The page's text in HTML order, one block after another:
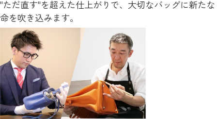
"ただ直す"を超えた仕上がりで、大切なバッグに新たな
命を吹き込みます。